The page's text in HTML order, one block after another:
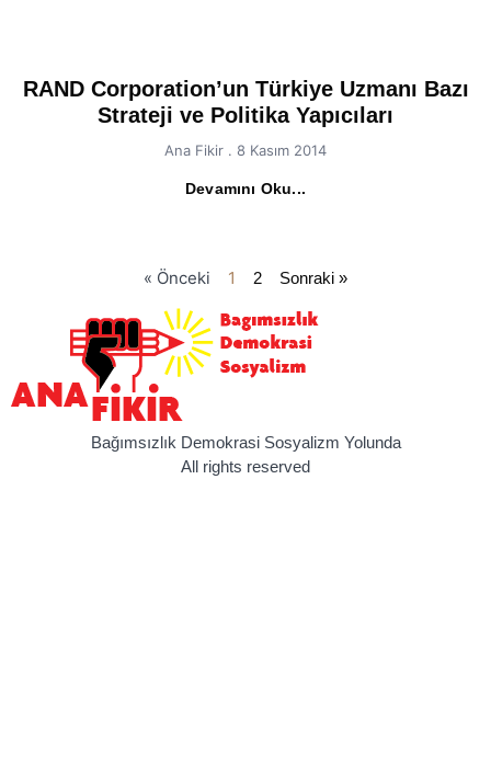
RAND Corporation’un Türkiye Uzmanı Bazı
Strateji ve Politika Yapıcıları
Ana Fikir 8 Kasım 2014
Devamını Oku...
« Önceki 1 2 Sonraki »
Bağımsızlık Demokrasi Sosyalizm Yolunda
All rights reserved